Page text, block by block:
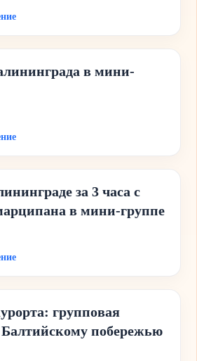
в мини-
за 3 часа с
в мини-группе
групповая
Балтийскому побережью